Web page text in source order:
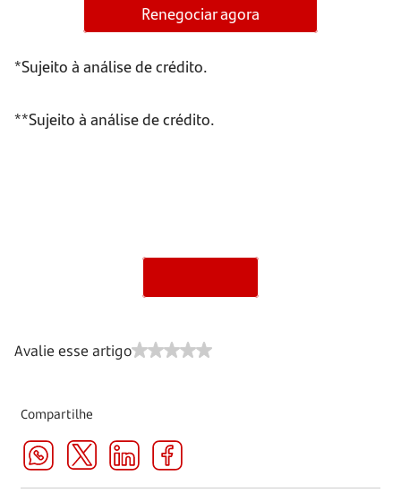
Renegociar agora
*Sujeito à análise de crédito.
**Sujeito à análise de crédito.
Avalie esse artigo
Compartilhe